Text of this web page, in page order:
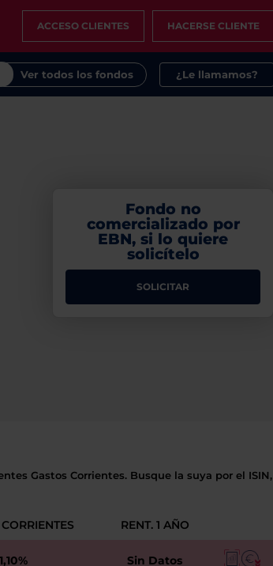
ACCESO CLIENTES HACERSE CLIENTE
Ver todos los fondos ¿Le llamamos?
Fondo no
comercializado por
EBN, si lo quiere
solicítelo
SOLICITAR
Gastos Corrientes. Busque la suya por el ISIN,
RENT. 1 AÑO
1,10% Sin Datos